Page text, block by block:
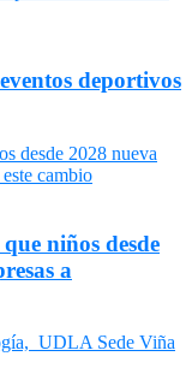
deportivos
niños desde
a